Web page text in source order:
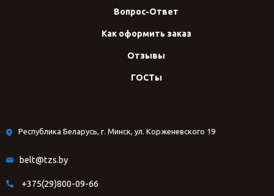
Вопрос-Ответ
Как оформить заказ
Отзывы
ГОСТы
Республика Беларусь, г. Минск, ул. Корженевского 19
belt@tzs.by
+375(29)800-09-66